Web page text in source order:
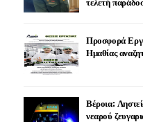
Προσφορά
Ημαθίας
Βέροια:
νεαρού